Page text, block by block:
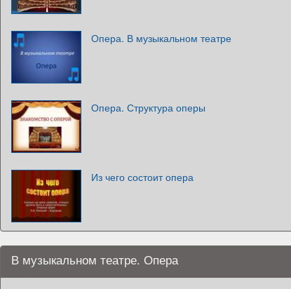
Опера. В музыкальном театре
Опера. Структура оперы
Из чего состоит опера
В музыкальном театре. Опера